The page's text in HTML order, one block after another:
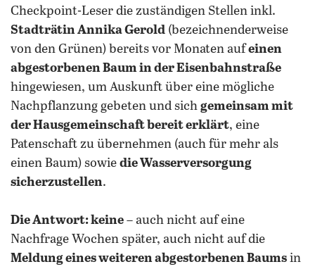
Checkpoint-Leser die zuständigen Stellen inkl.
Stadträtin Annika Gerold (bezeichnenderweise
von den Grünen) bereits vor Monaten aufeinen
abgestorbenen Baum in der Eisenbahnstraße
hingewiesen, um Auskunft über eine mögliche
Nachpflanzung gebeten und sich gemeinsam mit
der Hausgemeinschaft bereit erklärt, eine
Patenschaft zu übernehmen (auch für mehr als
einen Baum) sowie die Wasserversorgung
sicherzustellen.
Die Antwort: keine – auch nicht auf eine
Nachfrage Wochen später, auch nicht auf die
Meldung eines weiteren abgestorbenen Baums in